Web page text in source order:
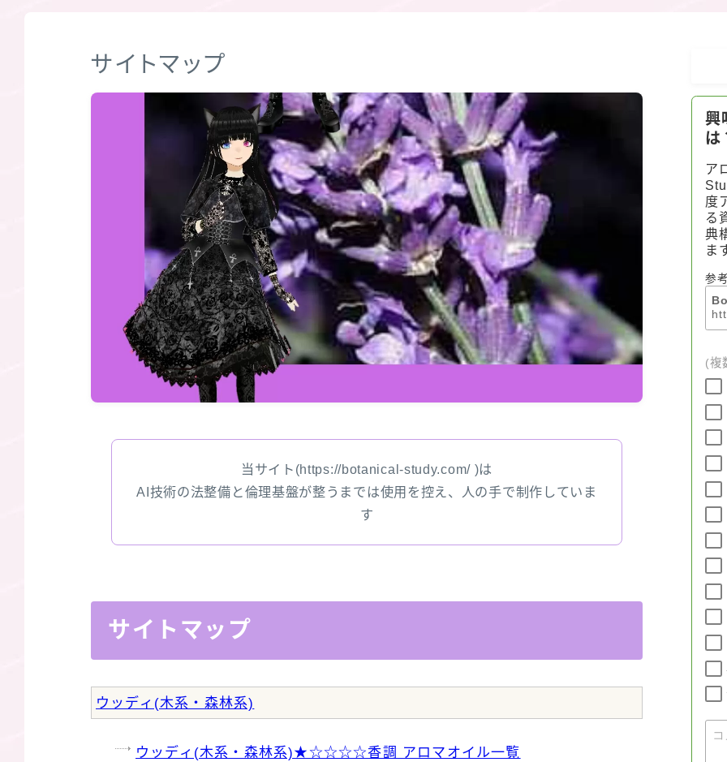
★スペシャルアロマハーブ４択クイズ
(kindle出版限定)
FAQ
お問い合わせ
サイトマップ
サイトマップ
当サイト(https://botanical-study.com/ )は
AI技術の法整備と倫理基盤が整うまでは使用を控え、人の手で制作していま
す
サイトマップ
ウッディ(木系・森林系)
ウッディ(木系・森林系)★☆☆☆☆香調 アロマオイル一覧